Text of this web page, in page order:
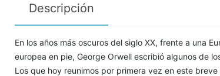
Descripción
En los años más oscuros del siglo XX, frente a una
europea en pie, George Orwell escribió algunos de
Los que hoy reunimos por primera vez en este breve